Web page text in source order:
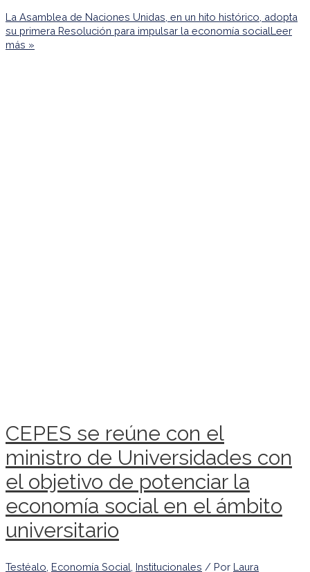
La Asamblea de Naciones Unidas, en un hito histórico, adopta
su primera Resolución para impulsar la economía socialLeer
más »
CEPES se reúne con el
ministro de Universidades con
el objetivo de potenciar la
economía social en el ámbito
universitario
Testéalo Economía Social Institucionales / Por Laura